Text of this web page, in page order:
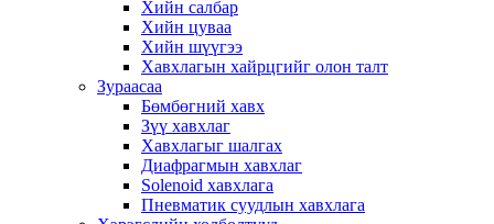
Хийн салбар
Хийн цуваа
Хийн шүүгээ
Хавхлагын хайрцгийг олон талт
Зураасаа
Бөмбөгний хавх
Зүү хавхлаг
Хавхлагыг шалгах
Диафрагмын хавхлаг
Solenoid хавхлага
Пневматик суудлын хавхлага